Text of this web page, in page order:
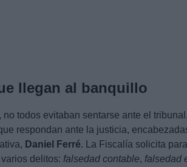
llegan al banquillo
no todos evitaban sentarse ante el
respondan ante la justicia,
Daniel Ferré. La Fiscalía solicita
delitos: falsedad contable, falsedad